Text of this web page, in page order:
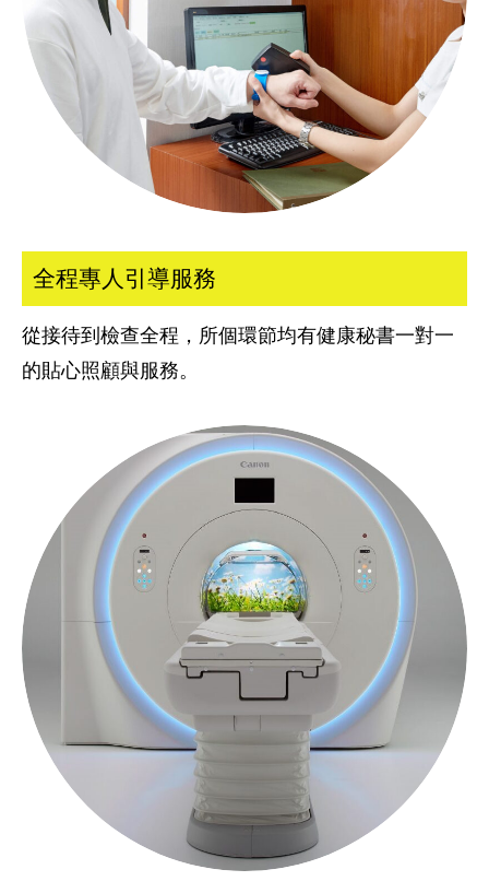
全程專人引導服務
從接待到檢查全程，所個環節均有健康秘書一對一
的貼心照顧與服務。